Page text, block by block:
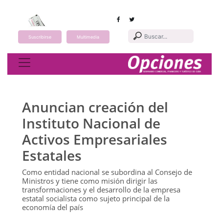
Suscribirse Multimedia
Toggle navigation
Anuncian creación del
Instituto Nacional de
Activos Empresariales
Estatales
Como entidad nacional se subordina al Consejo de
Ministros y tiene como misión dirigir las
transformaciones y el desarrollo de la empresa
estatal socialista como sujeto principal de la
economía del país